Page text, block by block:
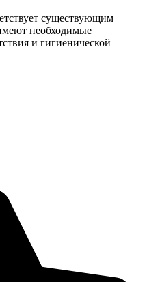
существующим
необходимые
и гигиенической